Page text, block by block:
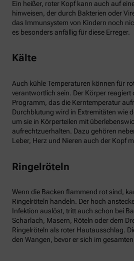
Ein heißer, roter Kopf kann auch auf
hinweisen, der durch Bakterien oder
das Immunsystem von Kindern noch
es besonders anfällig für diese Erreger.
Kälte
Auch kühle Temperaturen können für
verantwortlich sein. Der Körper reagiert
Programm, das die Kerntemperatur
Durchblutung wird in Extremitäten wie
um sie in Körperteilen mit
aufrechtzuerhalten. Dazu gehören
Leber, Herz und Nieren auch der Kopf
Ringelröteln
Wenn die Backen flammend rot sind,
Ringelröteln handeln. Der hoch
Infektion auslöst, tritt auch schon bei
Scharlach, Masern, Röteln oder dem
Ringelröteln als roter Hautausschlag.
den Wangen, bevor er sich im